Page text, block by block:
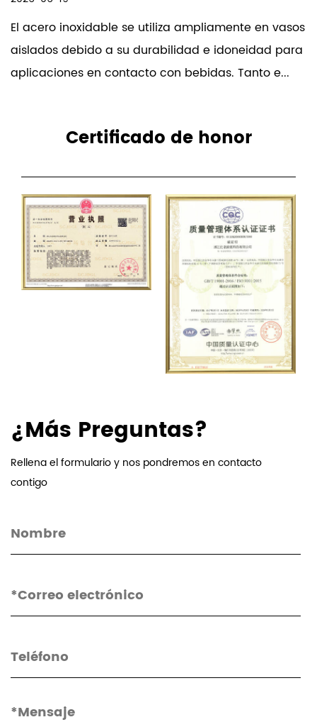
venden en todo el mundo. La empresa ha
obtenido el reconocimiento unánime de los
consumidores por la satisfactoria calidad de
Contamos con un equipo profesional de I+D.
Podemos aceptar OEM y ODM.
El acero inoxidable se utiliza ampliamente en vasos
aislados debido a su durabilidad e idoneidad para
aplicaciones en contacto con bebidas. Tanto e...
Certificado de honor
¿Más Preguntas?
Rellena el formulario y nos pondremos en contacto
contigo